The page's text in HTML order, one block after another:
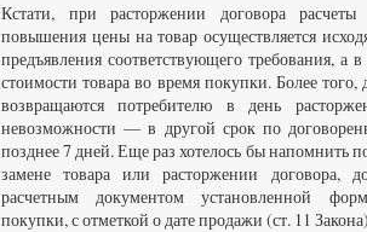
Кстати, при расторжении договора
повышения цены на товар осуществляется
предъявления соответствующего требования, а
стоимости товара во время покупки. Более того,
возвращаются потребителю в день
невозможности — в другой срок по
позднее 7 дней. Еще раз хотелось бы напомнить
замене товара или расторжении договора,
расчетным документом установленной
покупки, с отметкой о дате продажи (ст. 11